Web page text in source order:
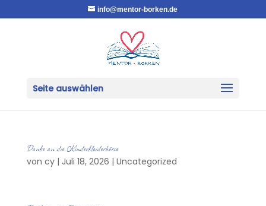
info@mentor-borken.de
Seite auswählen
Danke an die Kinderkleiderbörse
von cy| Juli 18, 2026 | Uncategorized